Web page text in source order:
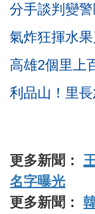
分手談判變
氣炸狂揮水果
高雄2個里上
利品山！里
更多新聞：
名字曝光
更多新聞：